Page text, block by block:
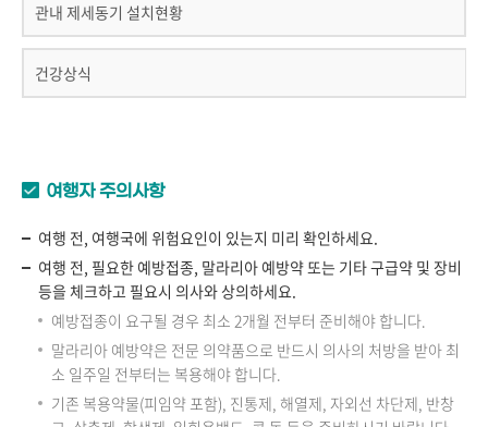
관내 제세동기 설치현황
건강상식
여행자 주의사항
여행 전, 여행국에 위험요인이 있는지 미리 확인하세요.
여행 전, 필요한 예방접종, 말라리아 예방약 또는 기타 구급약 및 장비
등을 체크하고 필요시 의사와 상의하세요.
예방접종이 요구될 경우 최소 2개월 전부터 준비해야 합니다.
말라리아 예방약은 전문 의약품으로 반드시 의사의 처방을 받아 최
소 일주일 전부터는 복용해야 합니다.
기존 복용약물(피임약 포함), 진통제, 해열제, 자외선 차단제, 반창